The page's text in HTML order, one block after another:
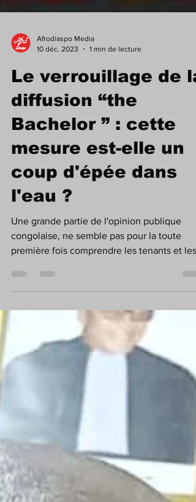
Afrodiaspo Media
10 déc. 2023
1 min de lecture
Le verrouillage de la
diffusion “the
Bachelor ” : cette
mesure est-elle un
coup d'épée dans
l'eau ?
Une grande partie de l'opinion publique